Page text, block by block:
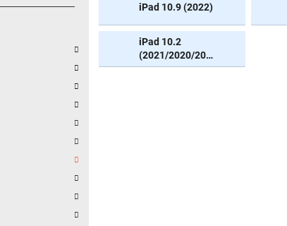
iPad 10.9 (2022)
iPad 10.2
(2021/2020/2019)